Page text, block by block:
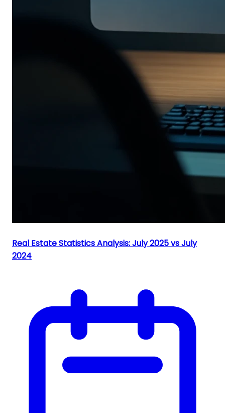
Real Estate Statistics Analysis: July 2025 vs July
2024